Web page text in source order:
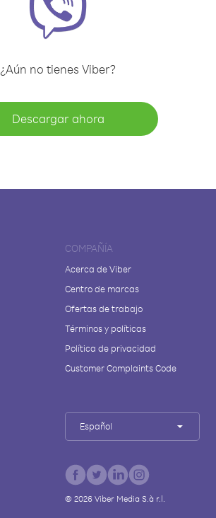
¿Aún no tienes Viber?
Descargar ahora
COMPAÑÍA
Acerca de Viber
Centro de marcas
Ofertas de trabajo
Términos y políticas
Política de privacidad
Customer Complaints Code
Español
© 2026Viber Media S.à r.l.